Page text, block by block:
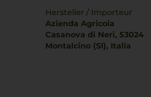
Hersteller / Importeur
Azienda Agricola
Casanova di Neri, 53024
Montalcino (SI), Italia